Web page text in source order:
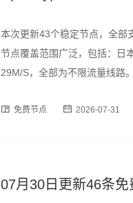
本次更新43个稳定节点，全部
节点覆盖范围广泛，包括：日
29M/S，全部为不限流量线路
为订阅格式，用户可通过以下
免费节点 2026-07-31
07月30日更新46条